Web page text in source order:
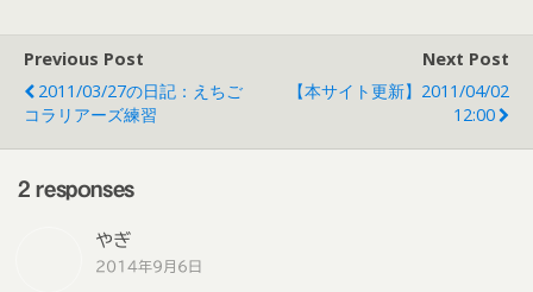
Previous Post
2011/03/27の日記：えちご
コラリアーズ練習
Next Post
【本サイト更新】2011/04/02
12:00
2 responses
やぎ
2014年9月6日